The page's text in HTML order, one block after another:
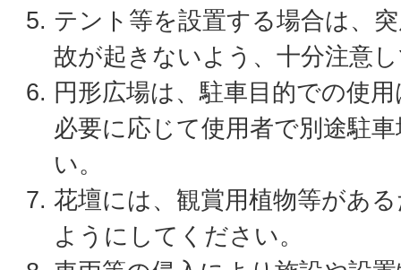
テント等を設置する場合は、
故が起きないよう、十分注意
円形広場は、駐車目的での使
必要に応じて使用者で別途駐
い。
花壇には、観賞用植物等があ
ようにしてください。